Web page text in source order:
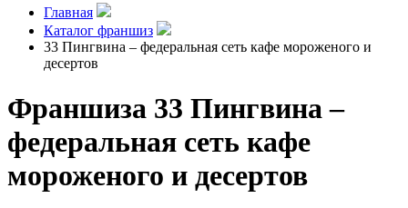
Главная
Каталог франшиз
33 Пингвина – федеральная сеть кафе мороженого и
десертов
Франшиза 33 Пингвина –
федеральная сеть кафе
мороженого и десертов